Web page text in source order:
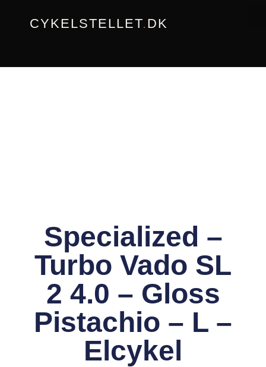
CYKELSTELLET.DK
Specialized –
Turbo Vado SL
2 4.0 – Gloss
Pistachio – L –
Elcykel